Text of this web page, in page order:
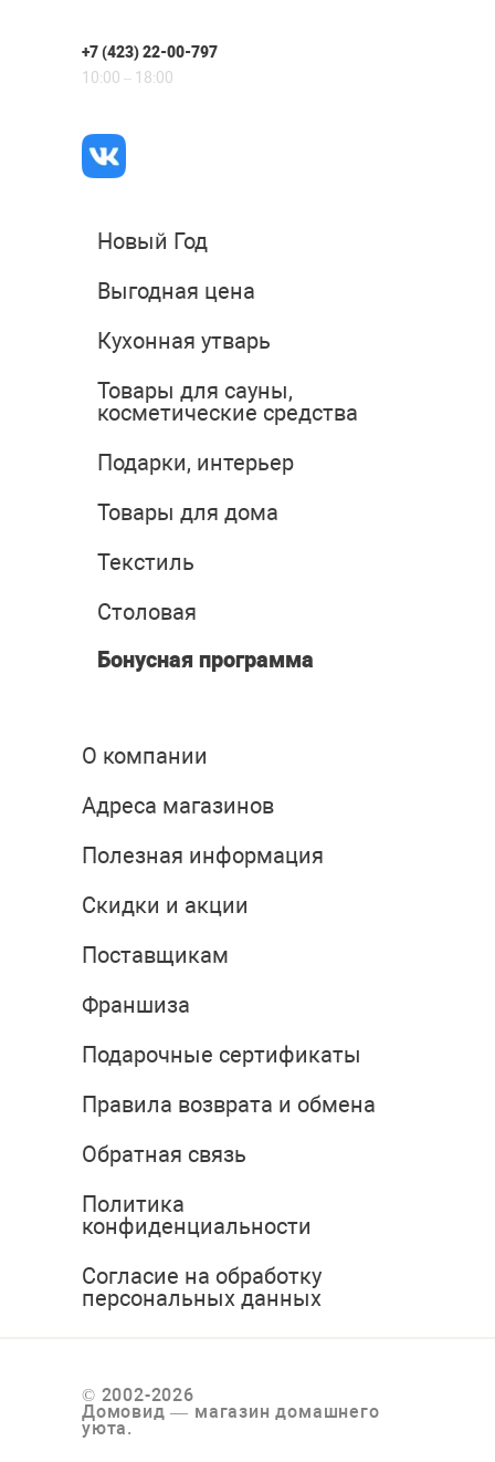
+7 (423) 22-00-797
10:00 – 18:00
Новый Год
Выгодная цена
Кухонная утварь
Товары для сауны,
косметические средства
Подарки, интерьер
Товары для дома
Текстиль
Столовая
Бонусная программа
О компании
Адреса магазинов
Полезная информация
Скидки и акции
Поставщикам
Франшиза
Подарочные сертификаты
Правила возврата и обмена
Обратная связь
Политика
конфиденциальности
Согласие на обработку
персональных данных
© 2002-2026
Домовид — магазин домашнего
уюта.